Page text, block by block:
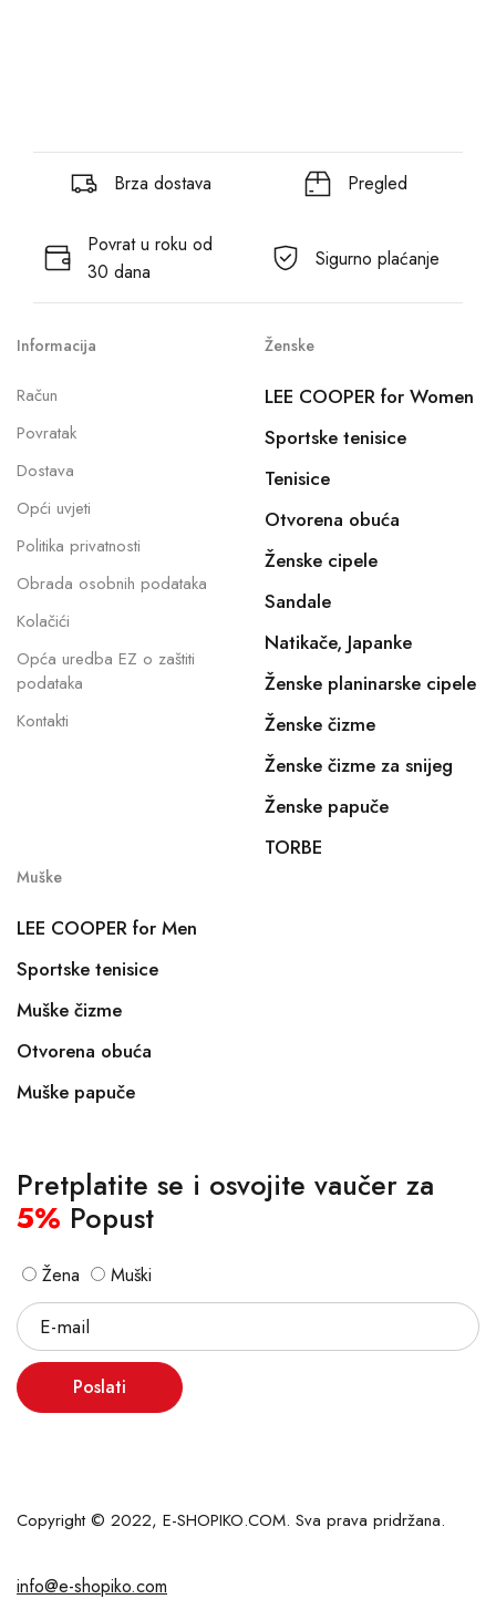
Brza dostava Pregled
Povrat u roku od
30 dana
Sigurno plaćanje
Informacija
Račun
Povratak
Dostava
Opći uvjeti
Politika privatnosti
Obrada osobnih podataka
Kolačići
Opća uredba EZ o zaštiti
podataka
Kontakti
Ženske
LEE COOPER for Women
Sportske tenisice
Tenisice
Otvorena obuća
Ženske cipele
Sandale
Natikače, Japanke
Ženske planinarske cipele
Ženske čizme
Ženske čizme za snijeg
Ženske papuče
TORBE
Muške
LEE COOPER for Men
Sportske tenisice
Muške čizme
Otvorena obuća
Muške papuče
Pretplatite se i osvojite vaučer za
5% Popust
Žena Muški
Poslati
Copyright © 2022, E-SHOPIKO.COM. Sva prava pridržana.
info@e-shopiko.com